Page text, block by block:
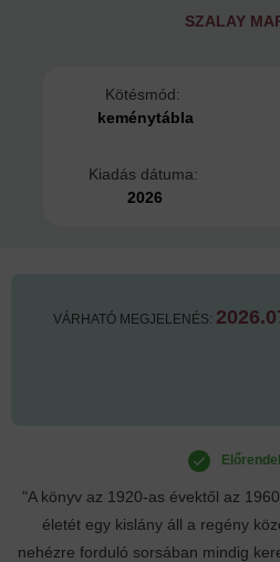
SZALAY
Kötésmód:
keménytábla
Kiadás dátuma:
2026
"A könyv az 1920-as évektől az
életét egy kislány áll a regény
nehézre forduló sorsában mindig
VÁRHATÓ MEGJELENÉS: